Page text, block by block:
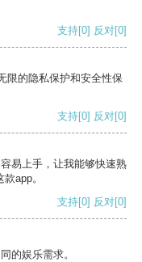
支持[0] 反对[0]
限的隐私保护和安全性保
支持[0] 反对[0]
易上手，让我能够快速熟
app。
支持[0] 反对[0]
的娱乐需求。